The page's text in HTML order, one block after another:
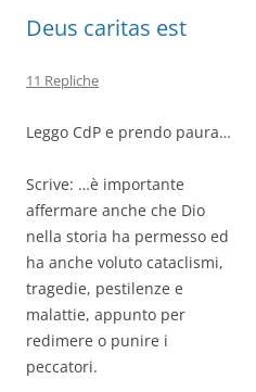
Deus caritas est
11 Repliche
Leggo CdP e prendo paura…
Scrive: …è importante
affermare anche che Dio
nella storia ha permesso ed
ha anche voluto cataclismi,
tragedie, pestilenze e
malattie, appunto per
redimere o punire i
peccatori.